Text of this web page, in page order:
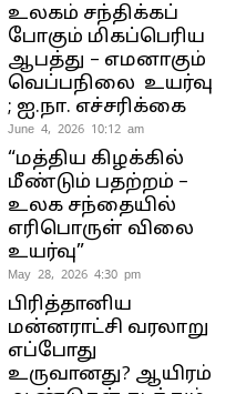
உலகம் சந்திக்கப்
போகும் மிகப்பெரிய
ஆபத்து – எமனாகும்
வெப்பநிலை உயர்வு
; ஐ.நா. எச்சரிக்கை
June 4, 2026 10:12 am
“மத்திய கிழக்கில்
மீண்டும் பதற்றம் –
உலக சந்தையில்
எரிபொருள் விலை
உயர்வு”
May 28, 2026 4:30 pm
பிரித்தானிய
மன்னராட்சி வரலாறு
எப்போது
உருவானது? ஆயிரம்